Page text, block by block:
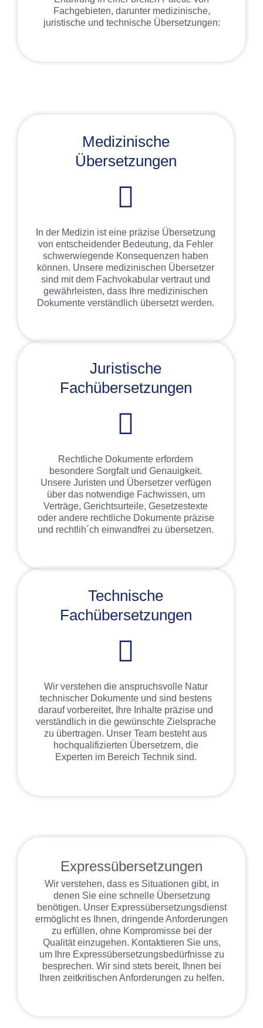
Fachgebieten, darunter medizinische,
juristische und technische Übersetzungen:
Medizinische
Übersetzungen
In der Medizin ist eine präzise Übersetzung
von entscheidender Bedeutung, da Fehler
schwerwiegende Konsequenzen haben
können. Unsere medizinischen Übersetzer
sind mit dem Fachvokabular vertraut und
gewährleisten, dass Ihre medizinischen
Dokumente verständlich übersetzt werden.
Juristische
Fachübersetzungen
Rechtliche Dokumente erfordern
besondere Sorgfalt und Genauigkeit.
Unsere Juristen und Übersetzer verfügen
über das notwendige Fachwissen, um
Verträge, Gerichtsurteile, Gesetzestexte
oder andere rechtliche Dokumente präzise
und rechtlih´ch einwandfrei zu übersetzen.
Technische
Fachübersetzungen
Wir verstehen die anspruchsvolle Natur
technischer Dokumente und sind bestens
darauf vorbereitet, Ihre Inhalte präzise und
verständlich in die gewünschte Zielsprache
zu übertragen. Unser Team besteht aus
hochqualifizierten Übersetzern, die
Experten im Bereich Technik sind.
Expressübersetzungen
Wir verstehen, dass es Situationen gibt, in
denen Sie eine schnelle Übersetzung
benötigen. Unser Expressübersetzungsdienst
ermöglicht es Ihnen, dringende Anforderungen
zu erfüllen, ohne Kompromisse bei der
Qualität einzugehen. Kontaktieren Sie uns,
um Ihre Expressübersetzungsbedürfnisse zu
besprechen. Wir sind stets bereit, Ihnen bei
Ihren zeitkritischen Anforderungen zu helfen.